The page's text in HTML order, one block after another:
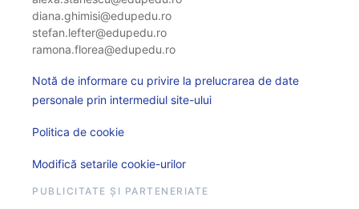
diana.ghimisi@edupedu.ro
stefan.lefter@edupedu.ro
ramona.florea@edupedu.ro
Notă de informare cu privire la prelucrarea de date
personale prin intermediul site-ului
Politica de cookie
Modifică setarile cookie-urilor
PUBLICITATE ȘI PARTENERIATE